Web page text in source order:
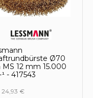
Ø70
- 417543
24,93 €